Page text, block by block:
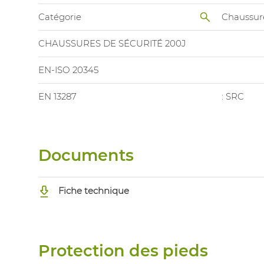
Catégorie
CHAUSSURES DE SÉCURITÉ 200J
EN-ISO 20345
EN 13287 : SRC
Documents
Fiche technique
Protection des pieds